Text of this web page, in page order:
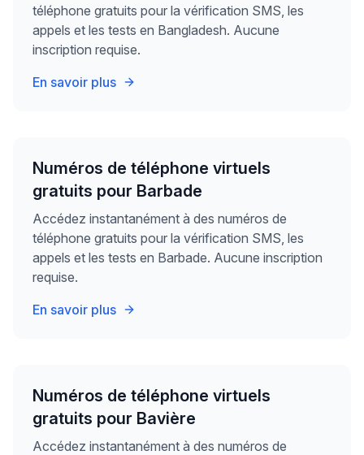
téléphone gratuits pour la vérification SMS, les
appels et les tests en Bangladesh. Aucune
inscription requise.
En savoir plus
Numéros de téléphone virtuels
gratuits pour Barbade
Accédez instantanément à des numéros de
téléphone gratuits pour la vérification SMS, les
appels et les tests en Barbade. Aucune inscription
requise.
En savoir plus
Numéros de téléphone virtuels
gratuits pour Bavière
Accédez instantanément à des numéros de